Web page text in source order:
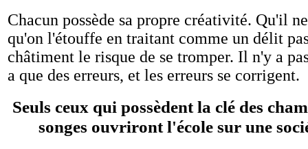
Chacun possède sa propre créativité. Qu'il
qu'on l'étouffe en traitant comme un délit
châtiment le risque de se tromper. Il n'y a
a que des erreurs, et les erreurs se corrigent.
Seuls ceux qui possèdent la clé des
songes ouvriront l'école sur une